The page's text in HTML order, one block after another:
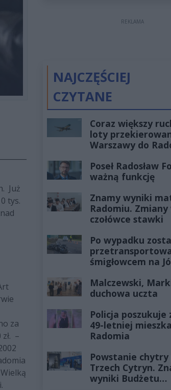
Już
tys.
za
–
REKLAMA
NAJCZĘŚCIEJ
CZYTANE
Coraz większy
loty
Warszawy do
Poseł Radosław
ważną funkcję
Znamy wyniki
Radomiu. Zmiany
czołówce stawki
Po wypadku
śmigłowcem na
żyłach
Malczewski,
duchowa uczta
Policja poszukuje
49-letniej
Radomia
Powstanie
Trzech Cytryn.
wyniki Budżetu